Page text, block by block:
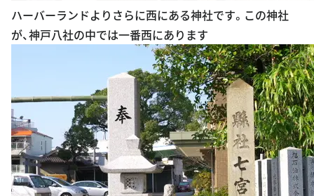
ハーバーランドよりさらに西にある神社です。この神社
が、神戸八社の中では一番西にあります